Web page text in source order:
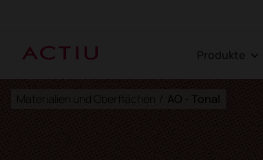
Produkte
Materialien und Oberflächen / AO - Tonal